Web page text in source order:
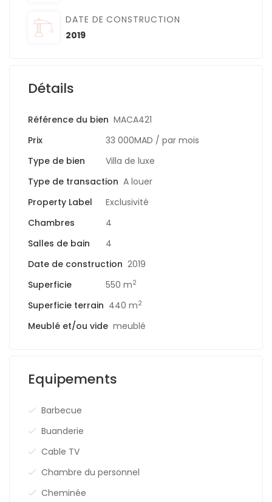
DATE DE CONSTRUCTION
2019
Détails
Référence du bien MACA421
Prix
33 000MAD / par mois
Type de bien
Villa de luxe
Type de transaction A louer
Property Label
Exclusivité
Chambres
4
Salles de bain
4
Date de construction 2019
Superficie
550 m2
Superficie terrain 440 m2
Meublé et/ou vide meublé
Equipements
Barbecue
Buanderie
Cable TV
Chambre du personnel
Cheminée